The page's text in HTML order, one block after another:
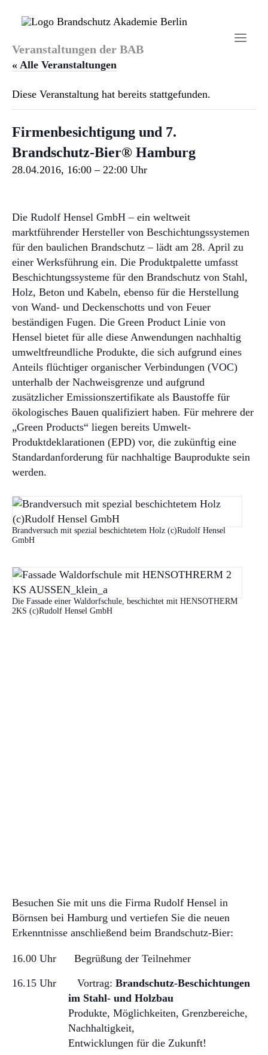
Startseite
Aktuelles
Brandschutzhelfer
Über uns
Kontakt
Externe Brandschutz-Beauftragte
Veranstaltungen der BAB
« Alle Veranstaltungen
Diese Veranstaltung hat bereits stattgefunden.
Firmenbesichtigung und 7.
Brandschutz-Bier® Hamburg
28.04.2016, 16:00 – 22:00
Die Rudolf Hensel GmbH – ein weltweit
marktführender Hersteller von Beschichtungssystemen
für den baulichen Brandschutz – lädt am 28. April zu
einer Werksführung ein. Die Produktpalette umfasst
Beschichtungssysteme für den Brandschutz von Stahl,
Holz, Beton und Kabeln, ebenso für die Herstellung
von Wand- und Deckenschotts und von Feuer
beständigen Fugen. Die Green Product Linie von
Hensel bietet für alle diese Anwendungen nachhaltig
umweltfreundliche Produkte, die sich aufgrund eines
Anteils flüchtiger organischer Verbindungen (VOC)
unterhalb der Nachweisgrenze und aufgrund
zusätzlicher Emissionszertifikate als Baustoffe für
ökologisches Bauen qualifiziert haben. Für mehrere der
„Green Products“ liegen bereits Umwelt-
Produktdeklarationen (EPD) vor, die zukünftig eine
Standardanforderung für nachhaltige Bauprodukte sein
werden.
Brandversuch mit spezial beschichtetem Holz (c)Rudolf Hensel
GmbH
Die Fassade einer Waldorfschule, beschichtet mit HENSOTHERM
2KS (c)Rudolf Hensel GmbH
Besuchen Sie mit uns die Firma Rudolf Hensel in
Börnsen bei Hamburg und vertiefen Sie die neuen
Erkenntnisse anschließend beim Brandschutz-Bier:
16.00 Uhr Begrüßung der Teilnehmer
16.15 Uhr Vortrag: Brandschutz-Beschichtungen
im Stahl- und Holzbau
Produkte, Möglichkeiten, Grenzbereiche,
Nachhaltigkeit,
Entwicklungen für die Zukunft!